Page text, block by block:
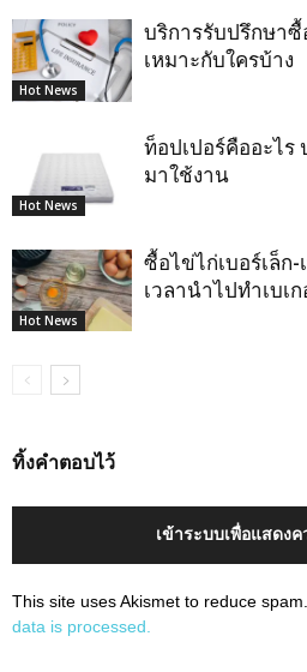
Hot News
บริการรับปรึกษา
เหมาะกับใครบ้าง
Hot News
ท็อปเปอร์คืออะไร
มาใช้งาน
Hot News
ซื้อไข่ไก่เบอร์เล็ก
เวลานำไปทำเบเก
ทิ้งคำตอบไว้
เข้าระบบเพื่อแสดง
This site uses Akismet to reduce spam.
data is processed.